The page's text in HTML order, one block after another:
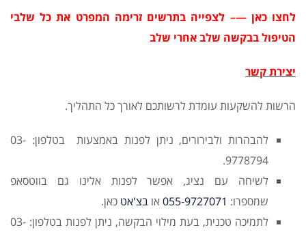
לחצו כאן —– לצפייה בתרשים זרימה המפרט את כל שלבי
הטיפול בבקשה שלב אחרי שלב
יצירת קשר
הרשות להשקעות עומדת לרשותכם לאורך כל התהליך.
להבהרות ולבירורים, ניתן לפנות באמצעות בטלפון: 03-
9778794.
לשיחה עם נציג, אפשר לפנות אלינו גם בווטסאפ
שמספרו: 055-9727071או בצ'אט כאן.
לתמיכה טכנית, בעת מילוי הבקשה, ניתן לפנות בטלפון: 03-